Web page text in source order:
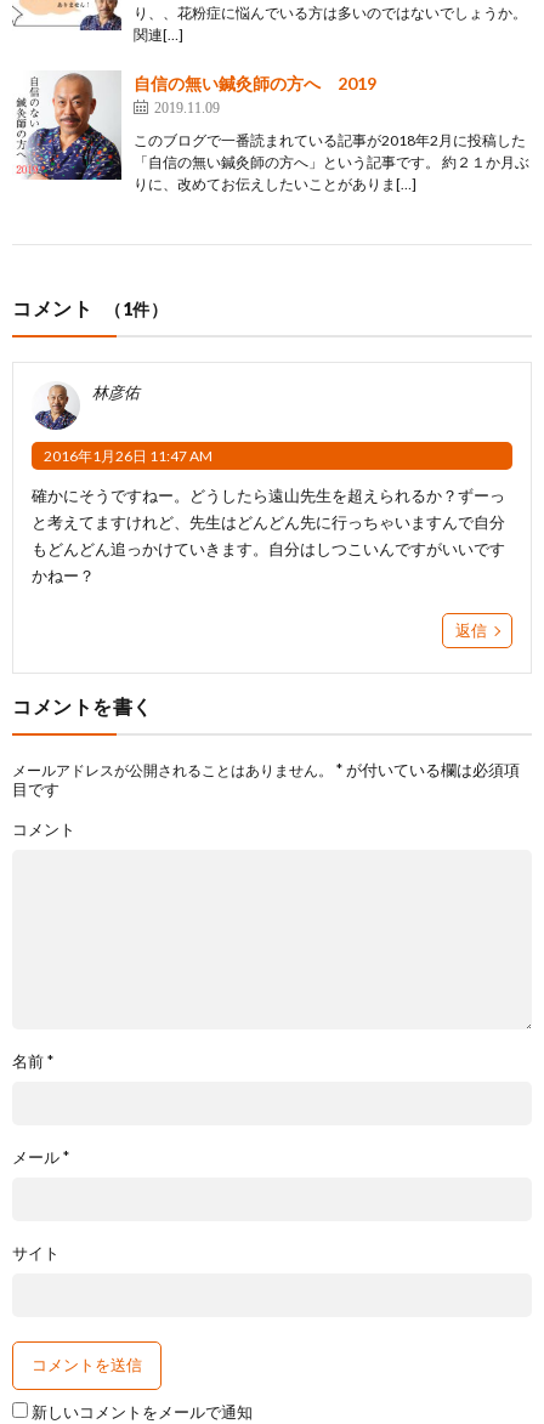
り、、花粉症に悩んでいる方は多いのではないでしょうか。
関連[…]
自信の無い鍼灸師の方へ 2019
2019.11.09
このブログで一番読まれている記事が2018年2月に投稿した
「自信の無い鍼灸師の方へ」という記事です。 約２１か月ぶ
りに、改めてお伝えしたいことがありま[…]
コメント （1件）
林彦佑
2016年1月26日 11:47 AM
確かにそうですねー。どうしたら遠山先生を超えられるか？ずーっ
と考えてますけれど、先生はどんどん先に行っちゃいますんで自分
もどんどん追っかけていきます。自分はしつこいんですがいいです
かねー？
返信
コメントを書く
メールアドレスが公開されることはありません。 *が付いている欄は必須項
目です
コメント
名前*
メール*
サイト
新しいコメントをメールで通知